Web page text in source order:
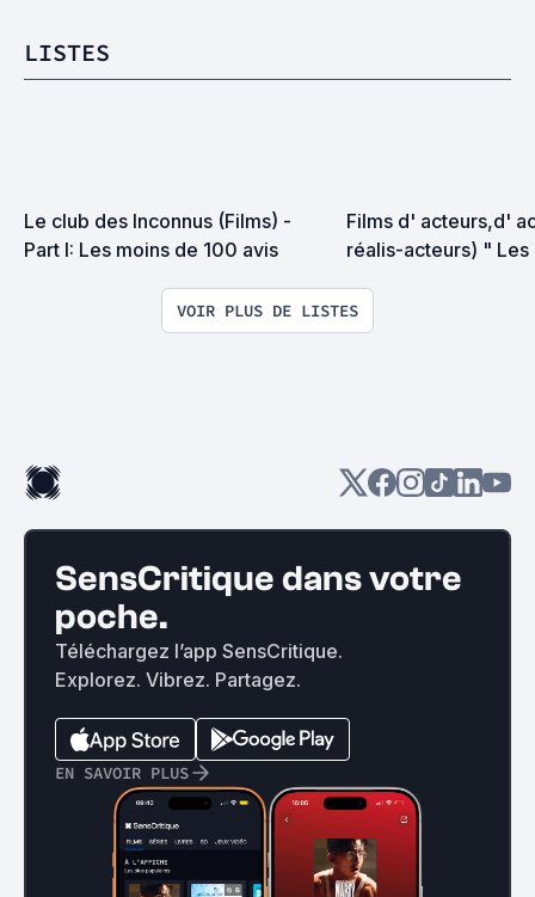
LISTES
Le club des Inconnus (Films) -
Part I: Les moins de 100 avis
Films d' acteurs,d'
réalis-acteurs) " Les
VOIR PLUS DE LISTES
SensCritique dans votre
poche.
Téléchargez l’app SensCritique.
Explorez. Vibrez. Partagez.
EN SAVOIR PLUS